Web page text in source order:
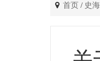
首页 / 史